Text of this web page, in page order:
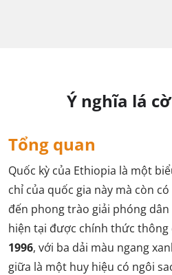
Ý nghĩa lá cờ
Tổng quan
Quốc kỳ của Ethiopia là một
chỉ của quốc gia này mà còn
đến phong trào giải phóng dân
hiện tại được chính thức thông
1996, với ba dải màu ngang
giữa là một huy hiệu có ngôi